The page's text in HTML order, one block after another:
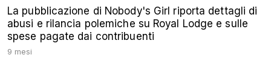
La pubblicazione di Nobody's Girl riporta dettagli di
abusi e rilancia polemiche su Royal Lodge e sulle
spese pagate dai contribuenti
9 mesi